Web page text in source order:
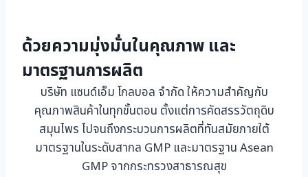
ด้วยความมุ่งมั่นในคุณภาพ และ
มาตรฐานการผลิต
บริษัท แซนด์เอ็ม โกลบอล จำกัด ให้ความสำคัญกับ
คุณภาพสินค้าในทุกขั้นตอน ตั้งแต่การคัดสรรวัตถุดิบ
สมุนไพร ไปจนถึงกระบวนการผลิตที่ทันสมัยภายใต้
มาตรฐานในระดับสากล GMP และมาตรฐาน Asean
GMP จากกระทรวงสาธารณสุข